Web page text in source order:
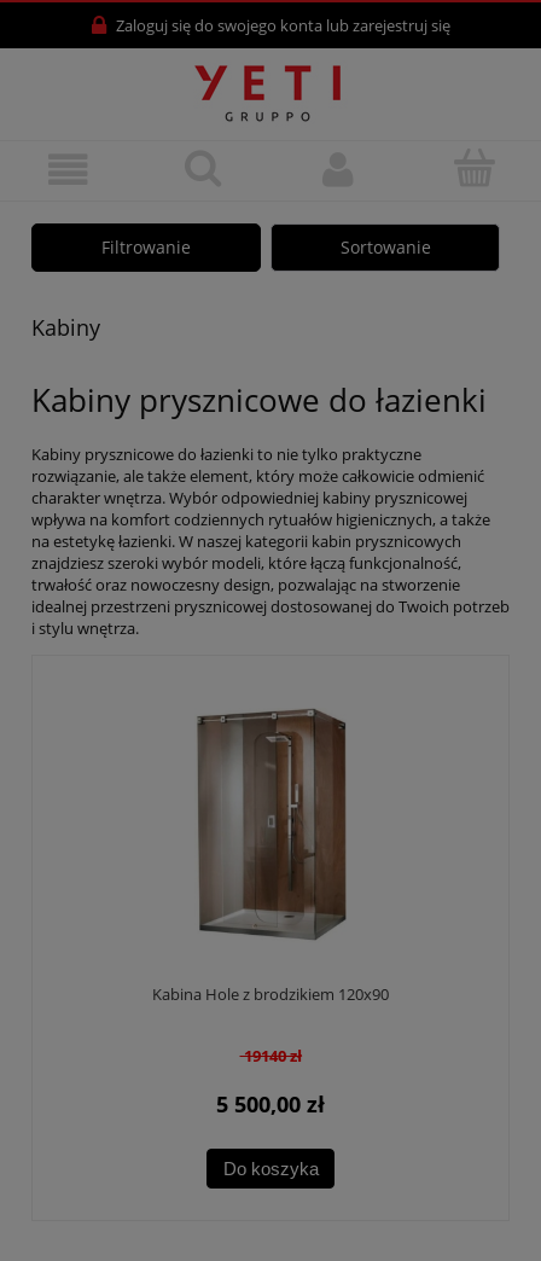
Zaloguj siędo swojego konta lubzarejestruj się
Filtrowanie Sortowanie
Kabiny
Kabiny prysznicowe do łazienki
Kabiny prysznicowe do łazienki to nie tylko praktyczne
rozwiązanie, ale także element, który może całkowicie odmienić
charakter wnętrza. Wybór odpowiedniej kabiny prysznicowej
wpływa na komfort codziennych rytuałów higienicznych, a także
na estetykę łazienki. W naszej kategorii kabin prysznicowych
znajdziesz szeroki wybór modeli, które łączą funkcjonalność,
trwałość oraz nowoczesny design, pozwalając na stworzenie
idealnej przestrzeni prysznicowej dostosowanej do Twoich potrzeb
i stylu wnętrza.
Kabina Hole z brodzikiem 120x90
19140 zł
5 500,00 zł
Do koszyka